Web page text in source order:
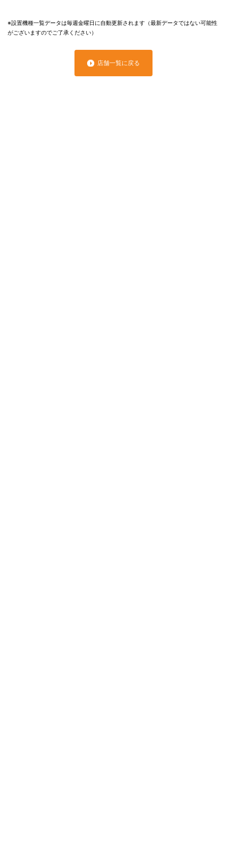
※設置機種一覧データは毎週金曜日に自動更新されます（最新データではない可能性
がございますのでご了承ください）
店舗一覧に戻る